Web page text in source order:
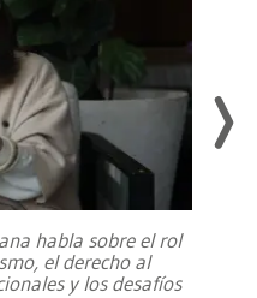
habla sobre el rol
el derecho al
y los desafíos